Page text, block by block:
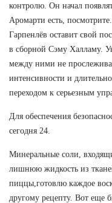
контролю. Он начал
Аромарти есть,
Гарпенлёв оставит свой
в сборной Сэму Халламу.
между ними не
интенсивности и
переходом к серьезным
Для обеспечения
сегодня 24.
Минеральные соли,
лишнюю жидкость из
пиццы,готовлю каждое
другому рецепту. Вот еще